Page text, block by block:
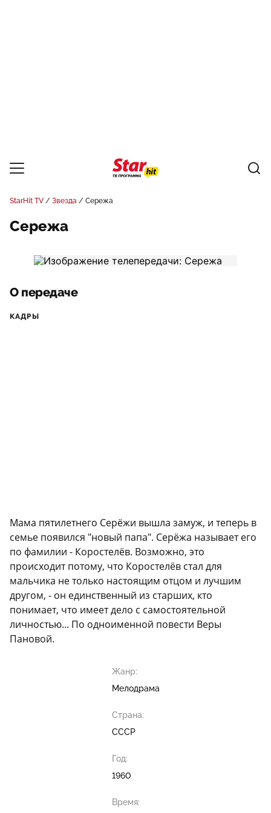
StarHit TV Звезда Сережа
Сережа
О передаче
КАДРЫ
Мама пятилетнего Серёжи вышла замуж, и теперь в
семье появился "новый папа". Серёжа называет его
по фамилии - Коростелёв. Возможно, это
происходит потому, что Коростелёв стал для
мальчика не только настоящим отцом и лучшим
другом, - он единственный из старших, кто
понимает, что имеет дело с самостоятельной
личностью... По одноименной повести Веры
Пановой.
Жанр:
Мелодрама
Страна:
СССР
Год:
1960
Время: